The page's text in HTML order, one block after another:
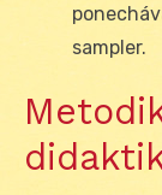
sampler.